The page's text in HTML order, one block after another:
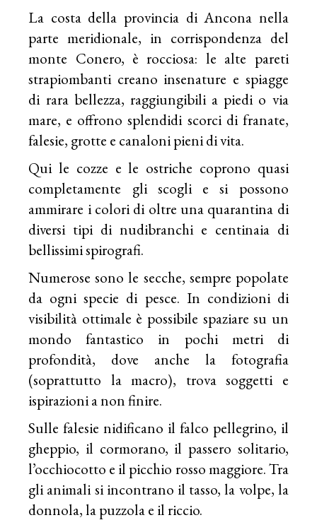
La costa della provincia di Ancona nella
parte meridionale, in corrispondenza del
monte Conero, è rocciosa: le alte pareti
strapiombanti creano insenature e spiagge
di rara bellezza, raggiungibili a piedi o via
mare, e offrono splendidi scorci di franate,
falesie, grotte e canaloni pieni di vita.
Qui le cozze e le ostriche coprono quasi
completamente gli scogli e si possono
ammirare i colori di oltre una quarantina di
diversi tipi di nudibranchi e centinaia di
bellissimi spirografi.
Numerose sono le secche, sempre popolate
da ogni specie di pesce. In condizioni di
visibilità ottimale è possibile spaziare su un
mondo fantastico in pochi metri di
profondità, dove anche la fotografia
(soprattutto la macro), trova soggetti e
ispirazioni a non finire.
Sulle falesie nidificano il falco pellegrino, il
gheppio, il cormorano, il passero solitario,
l’occhiocotto e il picchio rosso maggiore. Tra
gli animali si incontrano il tasso, la volpe, la
donnola, la puzzola e il riccio.